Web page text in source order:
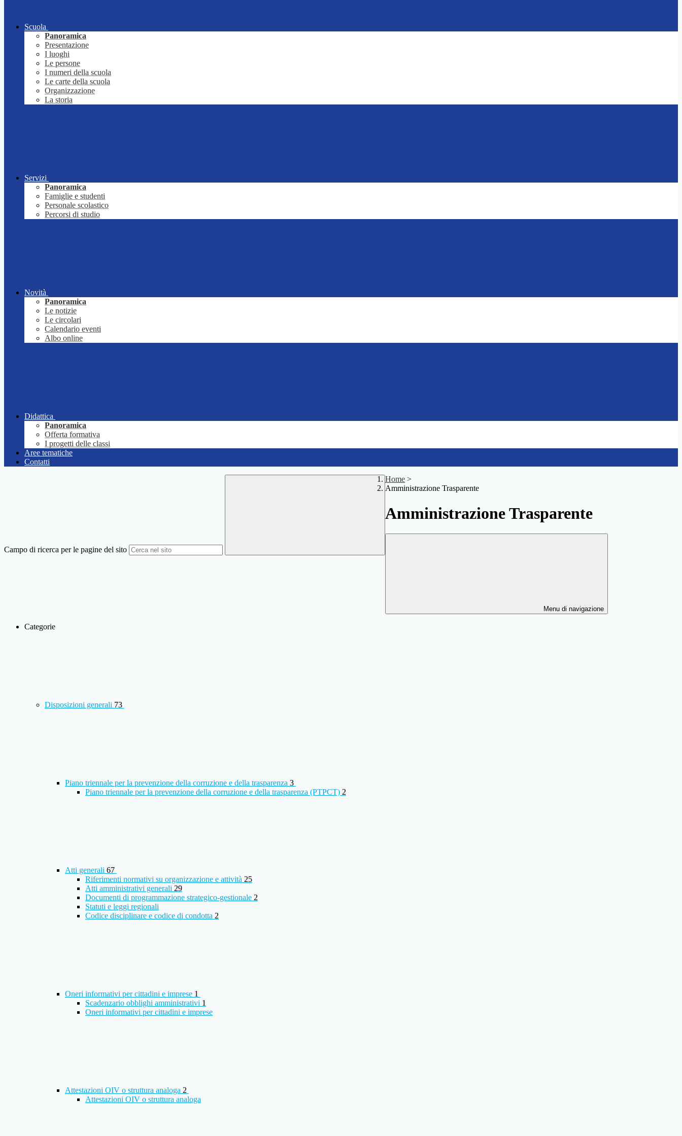
Scuola
Panoramica
Presentazione
I luoghi
Le persone
I numeri della scuola
Le carte della scuola
Organizzazione
La storia
Servizi
Panoramica
Famiglie e studenti
Personale scolastico
Percorsi di studio
Novità
Panoramica
Le notizie
Le circolari
Calendario eventi
Albo online
Didattica
Panoramica
Offerta formativa
I progetti delle classi
Aree tematiche
Contatti
Campo di ricerca per le pagine del sito
Home >
Amministrazione Trasparente
Amministrazione Trasparente
Menu di navigazione
Categorie
Disposizioni generali 73
Piano triennale per la prevenzione della corruzione e della trasparenza 3
Piano triennale per la prevenzione della corruzione e della trasparenza (PTPCT) 2
Atti generali 67
Riferimenti normativi su organizzazione e attività 25
Atti amministrativi generali 29
Documenti di programmazione strategico-gestionale 2
Statuti e leggi regionali
Codice disciplinare e codice di condotta 2
Oneri informativi per cittadini e imprese 1
Scadenzario obblighi amministrativi 1
Oneri informativi per cittadini e imprese
Attestazioni OIV o struttura analoga 2
Attestazioni OIV o struttura analoga